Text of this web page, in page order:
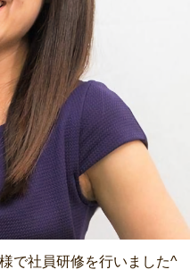
で社員研修を行いました^